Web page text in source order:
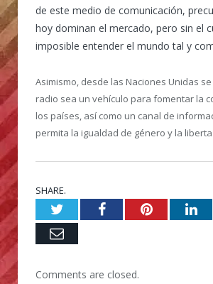
de este medio de comunicación,
hoy dominan el mercado, pero sin el
imposible entender el mundo tal y
Asimismo, desde las Naciones Unidas
radio sea un vehículo para fomentar la
los países, así como un canal de
permita la igualdad de género y la
SHARE.
TwitterFacebookPinterest
Email
Comments are closed.